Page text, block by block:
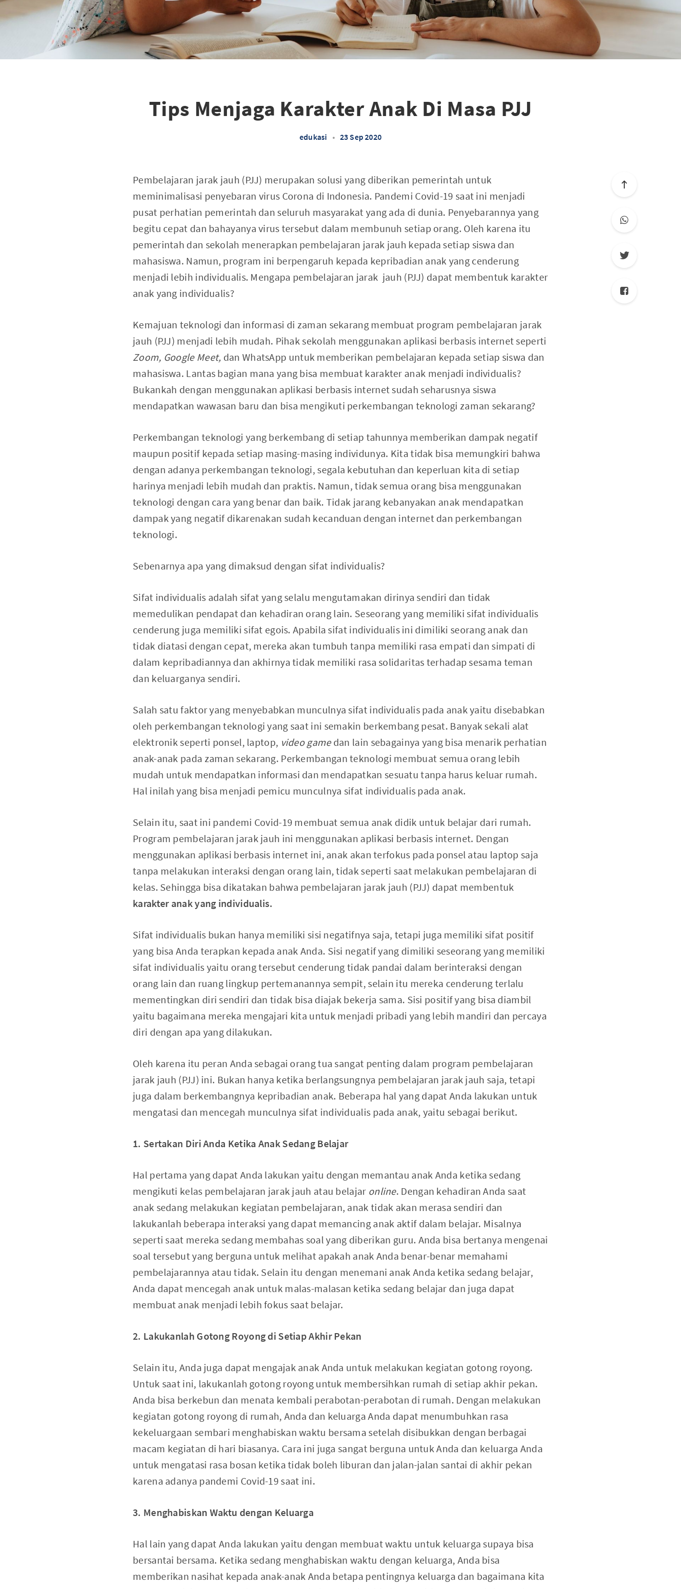
Tips Menjaga Karakter Anak Di Masa PJJ
edukasi • 23 Sep 2020
Pembelajaran jarak jauh (PJJ) merupakan solusi yang diberikan pemerintah untuk
meminimalisasi penyebaran virus Corona di Indonesia. Pandemi Covid-19 saat ini menjadi
pusat perhatian pemerintah dan seluruh masyarakat yang ada di dunia. Penyebarannya yang
begitu cepat dan bahayanya virus tersebut dalam membunuh setiap orang. Oleh karena itu
pemerintah dan sekolah menerapkan pembelajaran jarak jauh kepada setiap siswa dan
mahasiswa. Namun, program ini berpengaruh kepada kepribadian anak yang cenderung
menjadi lebih individualis. Mengapa pembelajaran jarak jauh (PJJ) dapat membentuk karakter
anak yang individualis?
Kemajuan teknologi dan informasi di zaman sekarang membuat program pembelajaran jarak
jauh (PJJ) menjadi lebih mudah. Pihak sekolah menggunakan aplikasi berbasis internet seperti
Zoom, Google Meet, dan WhatsApp untuk memberikan pembelajaran kepada setiap siswa dan
mahasiswa. Lantas bagian mana yang bisa membuat karakter anak menjadi individualis?
Bukankah dengan menggunakan aplikasi berbasis internet sudah seharusnya siswa
mendapatkan wawasan baru dan bisa mengikuti perkembangan teknologi zaman sekarang?
Perkembangan teknologi yang berkembang di setiap tahunnya memberikan dampak negatif
maupun positif kepada setiap masing-masing individunya. Kita tidak bisa memungkiri bahwa
dengan adanya perkembangan teknologi, segala kebutuhan dan keperluan kita di setiap
harinya menjadi lebih mudah dan praktis. Namun, tidak semua orang bisa menggunakan
teknologi dengan cara yang benar dan baik. Tidak jarang kebanyakan anak mendapatkan
dampak yang negatif dikarenakan sudah kecanduan dengan internet dan perkembangan
teknologi.
Sebenarnya apa yang dimaksud dengan sifat individualis?
Sifat individualis adalah sifat yang selalu mengutamakan dirinya sendiri dan tidak
memedulikan pendapat dan kehadiran orang lain. Seseorang yang memiliki sifat individualis
cenderung juga memiliki sifat egois. Apabila sifat individualis ini dimiliki seorang anak dan
tidak diatasi dengan cepat, mereka akan tumbuh tanpa memiliki rasa empati dan simpati di
dalam kepribadiannya dan akhirnya tidak memiliki rasa solidaritas terhadap sesama teman
dan keluarganya sendiri.
Salah satu faktor yang menyebabkan munculnya sifat individualis pada anak yaitu disebabkan
oleh perkembangan teknologi yang saat ini semakin berkembang pesat. Banyak sekali alat
elektronik seperti ponsel, laptop, video gamedan lain sebagainya yang bisa menarik perhatian
anak-anak pada zaman sekarang. Perkembangan teknologi membuat semua orang lebih
mudah untuk mendapatkan informasi dan mendapatkan sesuatu tanpa harus keluar rumah.
Hal inilah yang bisa menjadi pemicu munculnya sifat individualis pada anak.
Selain itu, saat ini pandemi Covid-19 membuat semua anak didik untuk belajar dari rumah.
Program pembelajaran jarak jauh ini menggunakan aplikasi berbasis internet. Dengan
menggunakan aplikasi berbasis internet ini, anak akan terfokus pada ponsel atau laptop saja
tanpa melakukan interaksi dengan orang lain, tidak seperti saat melakukan pembelajaran di
kelas. Sehingga bisa dikatakan bahwa pembelajaran jarak jauh (PJJ) dapat membentuk
karakter anak yang individualis.
Sifat individualis bukan hanya memiliki sisi negatifnya saja, tetapi juga memiliki sifat positif
yang bisa Anda terapkan kepada anak Anda. Sisi negatif yang dimiliki seseorang yang memiliki
sifat individualis yaitu orang tersebut cenderung tidak pandai dalam berinteraksi dengan
orang lain dan ruang lingkup pertemanannya sempit, selain itu mereka cenderung terlalu
mementingkan diri sendiri dan tidak bisa diajak bekerja sama. Sisi positif yang bisa diambil
yaitu bagaimana mereka mengajari kita untuk menjadi pribadi yang lebih mandiri dan percaya
diri dengan apa yang dilakukan.
Oleh karena itu peran Anda sebagai orang tua sangat penting dalam program pembelajaran
jarak jauh (PJJ) ini. Bukan hanya ketika berlangsungnya pembelajaran jarak jauh saja, tetapi
juga dalam berkembangnya kepribadian anak. Beberapa hal yang dapat Anda lakukan untuk
mengatasi dan mencegah munculnya sifat individualis pada anak, yaitu sebagai berikut.
1. Sertakan Diri Anda Ketika Anak Sedang Belajar
Hal pertama yang dapat Anda lakukan yaitu dengan memantau anak Anda ketika sedang
mengikuti kelas pembelajaran jarak jauh atau belajar online. Dengan kehadiran Anda saat
anak sedang melakukan kegiatan pembelajaran, anak tidak akan merasa sendiri dan
lakukanlah beberapa interaksi yang dapat memancing anak aktif dalam belajar. Misalnya
seperti saat mereka sedang membahas soal yang diberikan guru. Anda bisa bertanya mengenai
soal tersebut yang berguna untuk melihat apakah anak Anda benar-benar memahami
pembelajarannya atau tidak. Selain itu dengan menemani anak Anda ketika sedang belajar,
Anda dapat mencegah anak untuk malas-malasan ketika sedang belajar dan juga dapat
membuat anak menjadi lebih fokus saat belajar.
2. Lakukanlah Gotong Royong di Setiap Akhir Pekan
Selain itu, Anda juga dapat mengajak anak Anda untuk melakukan kegiatan gotong royong.
Untuk saat ini, lakukanlah gotong royong untuk membersihkan rumah di setiap akhir pekan.
Anda bisa berkebun dan menata kembali perabotan-perabotan di rumah. Dengan melakukan
kegiatan gotong royong di rumah, Anda dan keluarga Anda dapat menumbuhkan rasa
kekeluargaan sembari menghabiskan waktu bersama setelah disibukkan dengan berbagai
macam kegiatan di hari biasanya. Cara ini juga sangat berguna untuk Anda dan keluarga Anda
untuk mengatasi rasa bosan ketika tidak boleh liburan dan jalan-jalan santai di akhir pekan
karena adanya pandemi Covid-19 saat ini.
3. Menghabiskan Waktu dengan Keluarga
Hal lain yang dapat Anda lakukan yaitu dengan membuat waktu untuk keluarga supaya bisa
bersantai bersama. Ketika sedang menghabiskan waktu dengan keluarga, Anda bisa
memberikan nasihat kepada anak-anak Anda betapa pentingnya keluarga dan bagaimana kita